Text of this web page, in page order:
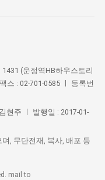
(운정역HB하우스토리
스 : 02-701-0585 ㅣ 등록번
현주 ㅣ 발행일 : 2017-01-
, 무단전재, 복사, 배포 등
mail to